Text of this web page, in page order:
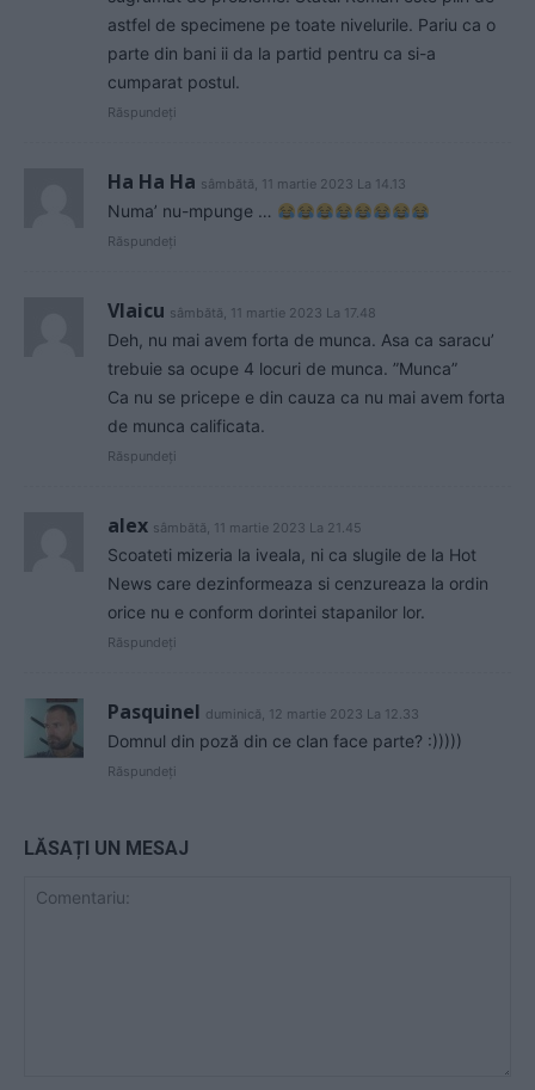
astfel de specimene pe toate nivelurile. Pariu ca o
parte din bani ii da la partid pentru ca si-a
cumparat postul.
Răspundeți
Ha Ha Ha sâmbătă, 11 martie 2023 La 14.13
Numa’ nu-mpunge …
Răspundeți
Vlaicu sâmbătă, 11 martie 2023 La 17.48
Deh, nu mai avem forta de munca. Asa ca saracu’
trebuie sa ocupe 4 locuri de munca. ”Munca”
Ca nu se pricepe e din cauza ca nu mai avem forta
de munca calificata.
Răspundeți
alex sâmbătă, 11 martie 2023 La 21.45
Scoateti mizeria la iveala, ni ca slugile de la Hot
News care dezinformeaza si cenzureaza la ordin
orice nu e conform dorintei stapanilor lor.
Răspundeți
Pasquinel duminică, 12 martie 2023 La 12.33
Domnul din poză din ce clan face parte? :)))))
Răspundeți
LĂSAȚI UN MESAJ